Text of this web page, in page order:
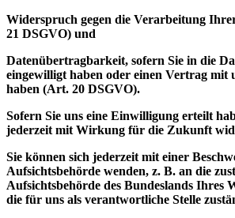
Widerspruch gegen die Verarbeitung
21 DSGVO) und
Datenübertragbarkeit, sofern Sie in die
eingewilligt haben oder einen Vertrag mit
haben (Art. 20 DSGVO).
Sofern Sie uns eine Einwilligung erteilt
jederzeit mit Wirkung für die Zukunft
Sie können sich jederzeit mit einer
Aufsichtsbehörde wenden, z. B. an die
Aufsichtsbehörde des Bundeslands Ihres
die für uns als verantwortliche Stelle